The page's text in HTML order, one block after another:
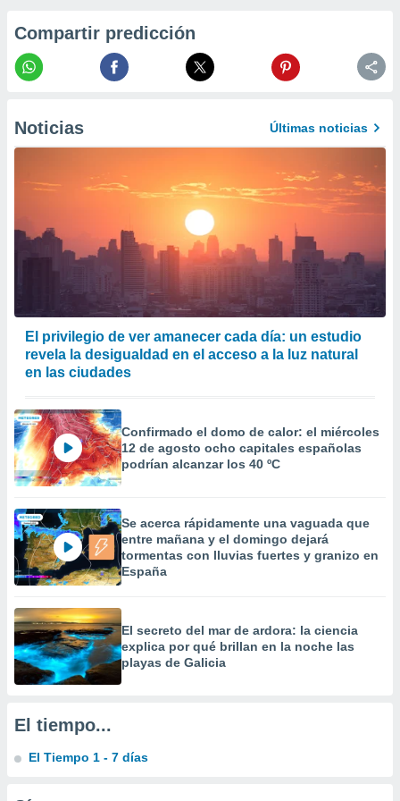
en
en
un
perfiles
utilizar
crear un
uso de
contenido
medir el
de la
el
del
de
o a través
de
de
uso de
con el
Compartir predicción
Noticias Últimas noticias
El privilegio de ver amanecer cada día: un estudio
revela la desigualdad en el acceso a la luz natural
en las ciudades
Confirmado el domo de calor: el miércoles
12 de agosto ocho capitales españolas
podrían alcanzar los 40 ºC
Se acerca rápidamente una vaguada que
entre mañana y el domingo dejará
tormentas con lluvias fuertes y granizo en
España
El secreto del mar de ardora: la ciencia
explica por qué brillan en la noche las
playas de Galicia
El tiempo...
El Tiempo 1 - 7 días